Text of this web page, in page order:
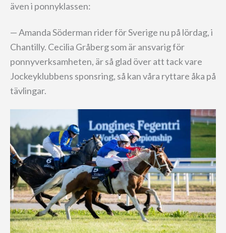
även i ponnyklassen:
— Amanda Söderman rider för Sverige nu på lördag, i
Chantilly. Cecilia Gråberg som är ansvarig för
ponnyverksamheten, är så glad över att tack vare
Jockeyklubbens sponsring, så kan våra ryttare åka på
tävlingar.